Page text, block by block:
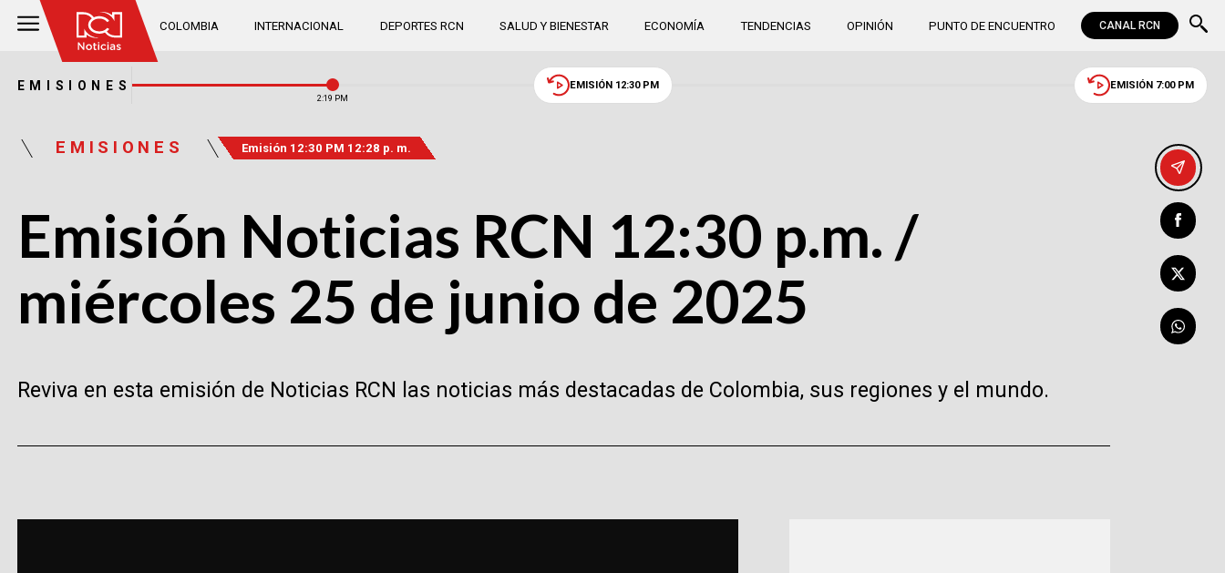
COLOMBIA INTERNACIONAL DEPORTES RCN SALUD Y BIENESTAR ECONOMÍA TENDENCIAS OPINIÓN PUNTO DE ENCUENTRO CANAL RCN
EMISIONES
2:19 PM
EMISIÓN 12:30 PM EMISIÓN 7:00 PM
EMISIONES Emisión 12:30 PM 12:28 p. m.
Emisión Noticias RCN 12:30 p.m. /
miércoles 25 de junio de 2025
Reviva en esta emisión de Noticias RCN las noticias más destacadas de Colombia, sus regiones y el mundo.